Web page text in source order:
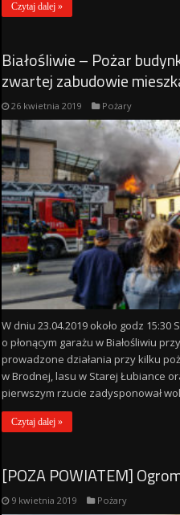
Czytaj dalej »
Białośliwie – Pożar
zwartej zabudowie
26 kwietnia 2019 Pożary
W dniu 23.04.2019 około godz 15:30
o płonącym garażu w Białośliwiu
prowadzone działania przy kilku
w Brodnej, lasu w Starej Łubiance
pierwszym rzucie zadysponował
Czytaj dalej »
[POZA POWIATEM]
9 kwietnia 2019 Pożary